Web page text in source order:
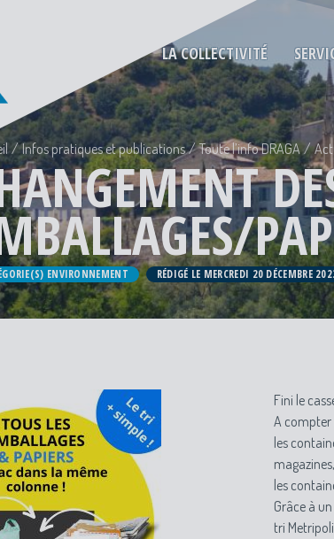
LA COLLECTIVITÉ
Infos pratiques et publications Toute l’info DRAGA
ENVIRONNEMENT RÉDIGÉ LE MERCREDI 20 DÉCEMBRE
Fini le
A compter
les
les
Grâce à
tri